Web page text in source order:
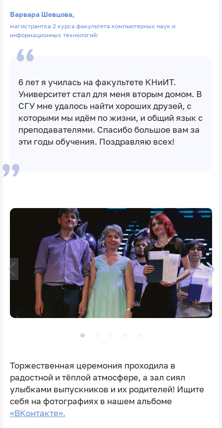
Варвара Шевцова,
магистрантка 2 курса факультета компьютерных наук и
информационных технологий:
6 лет я училась на факультете КНиИТ.
Университет стал для меня вторым домом. В
СГУ мне удалось найти хороших друзей, с
которыми мы идём по жизни, и общий язык с
преподавателями. Спасибо большое вам за
эти годы обучения. Поздравляю всех!
Торжественная церемония проходила в
радостной и тёплой атмосфере, а зал сиял
улыбками выпускников и их родителей! Ищите
себя на фотографиях в нашем альбоме
«ВКонтакте».